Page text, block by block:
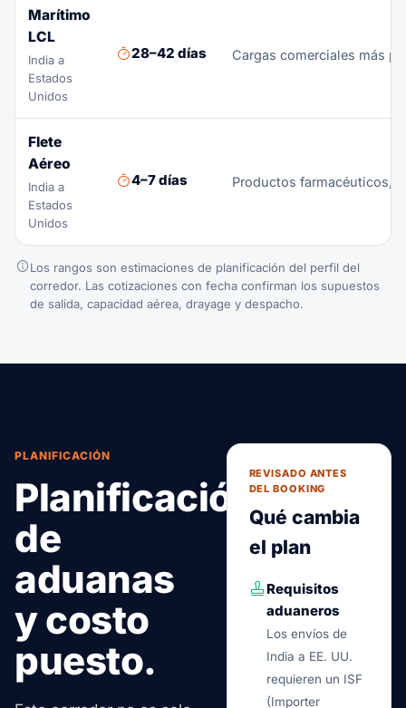
Marítimo
LCL
India a
Estados
Unidos
28–42 días Cargas comerciales más
Flete
Aéreo
India a
Estados
Unidos
4–7 días Productos farmacéuticos,
Los rangos son estimaciones de planificación del perfil del
corredor. Las cotizaciones con fecha confirman los supuestos
de salida, capacidad aérea, drayage y despacho.
PLANIFICACIÓN
Planificación
de
aduanas
y costo
puesto.
REVISADO ANTES
DEL BOOKING
Qué cambia
el plan
Requisitos
aduaneros
Los envíos de
India a EE. UU.
requieren un ISF
(Importer